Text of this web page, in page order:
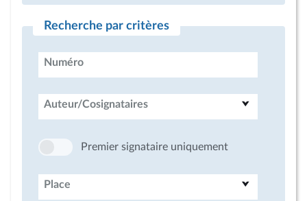
Recherche par critères
Numéro
Auteur/Cosignataires
Premier signataire uniquement
Place